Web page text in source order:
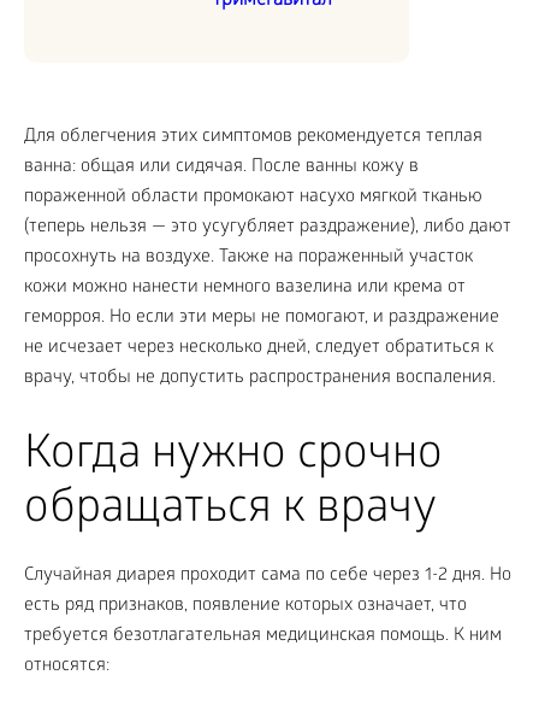
Для облегчения этих симптомов рекомендуется теплая
ванна: общая или сидячая. После ванны кожу в
пораженной области промокают насухо мягкой тканью
(теперь нельзя — это усугубляет раздражение), либо дают
просохнуть на воздухе. Также на пораженный участок
кожи можно нанести немного вазелина или крема от
геморроя. Но если эти меры не помогают, и раздражение
не исчезает через несколько дней, следует обратиться к
врачу, чтобы не допустить распространения воспаления.
Когда нужно срочно
обращаться к врачу
Случайная диарея проходит сама по себе через 1-2 дня. Но
есть ряд признаков, появление которых означает, что
требуется безотлагательная медицинская помощь. К ним
относятся: